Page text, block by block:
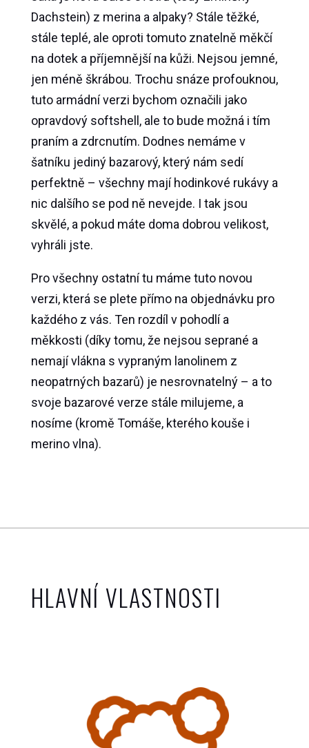
Dachstein) z merina a alpaky? Stále těžké,
stále teplé, ale oproti tomuto znatelně měkčí
na dotek a příjemnější na kůži. Nejsou jemné,
jen méně škrábou. Trochu snáze profouknou,
tuto armádní verzi bychom označili jako
opravdový softshell, ale to bude možná i tím
praním a zdrcnutím. Dodnes nemáme v
šatníku jediný bazarový, který nám sedí
perfektně – všechny mají hodinkové rukávy a
nic dalšího se pod ně nevejde. I tak jsou
skvělé, a pokud máte doma dobrou velikost,
vyhráli jste.
Pro všechny ostatní tu máme tuto novou
verzi, která se plete přímo na objednávku pro
každého z vás. Ten rozdíl v pohodlí a
měkkosti (díky tomu, že nejsou seprané a
nemají vlákna s vypraným lanolinem z
neopatrných bazarů) je nesrovnatelný – a to
svoje bazarové verze stále milujeme, a
nosíme (kromě Tomáše, kterého kouše i
merino vlna).
HLAVNÍ VLASTNOSTI